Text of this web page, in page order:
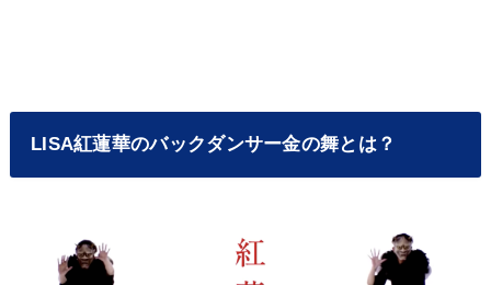
LISA紅蓮華のバックダンサー金の舞とは？